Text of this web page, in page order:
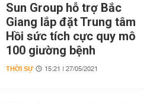
Sun Group hỗ trợ Bắc
Giang lắp đặt Trung tâm
Hồi sức tích cực quy mô
100 giường bệnh
THỜI SỰ 15:21 | 27/05/2021